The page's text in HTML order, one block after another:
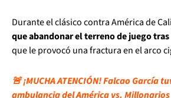
Durante el clásico contra América de
que abandonar el terreno de juego
que le provocó una fractura en el arco
🚨 ¡MUCHA ATENCIÓN! Falcao García
ambulancia del América vs. Millonarios